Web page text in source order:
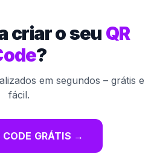
criar o seu QR
?
em segundos – grátis e
fácil.
CODE GRÁTIS →